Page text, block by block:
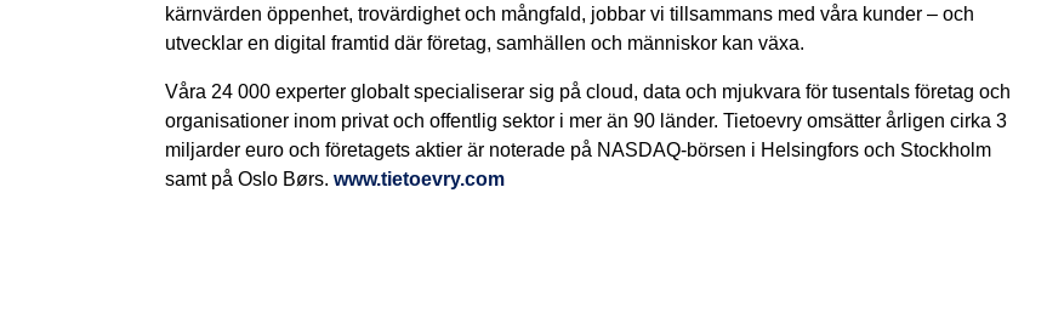
kärnvärden öppenhet, trovärdighet och mångfald, jobbar vi tillsammans med våra kunder – och
utvecklar en digital framtid där företag, samhällen och människor kan växa.
Våra 24 000 experter globalt specialiserar sig på cloud, data och mjukvara för tusentals företag och
organisationer inom privat och offentlig sektor i mer än 90 länder. Tietoevry omsätter årligen cirka 3
miljarder euro och företagets aktier är noterade på NASDAQ-börsen i Helsingfors och Stockholm
samt på Oslo Børs. www.tietoevry.com